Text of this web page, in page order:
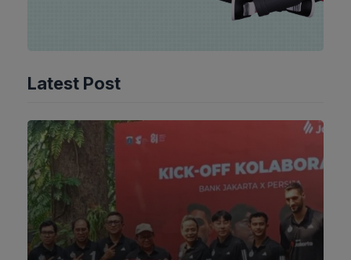
Latest Post